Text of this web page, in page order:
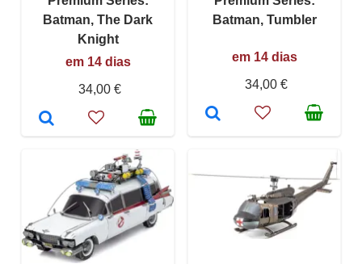
Batman, The Dark
Knight
em 14 dias
34,00 €
Batman, Tumbler
em 14 dias
34,00 €